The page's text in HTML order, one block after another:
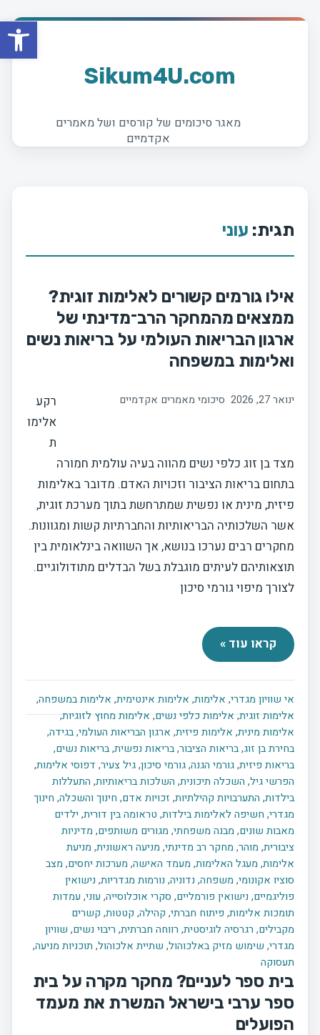
Skip
Sikum4U.com
מאגר סיכומים של קורסים ושל מאמרים
אקדמיים
תגית: עוני
אילו גורמים קשורים לאלימות זוגית?
ממצאים מהמחקר הרב־מדינתי של
ארגון הבריאות העולמי על בריאות נשים
ואלימות במשפחה
ינואר 27, 2026 סיכומי מאמרים אקדמיים
רקע
אלימו
ת
מצד בן זוג כלפי נשים מהווה בעיה עולמית חמורה
בתחום בריאות הציבור וזכויות האדם. מדובר באלימות
פיזית, מינית או נפשית שמתרחשת בתוך מערכת זוגית,
אשר השלכותיה הבריאותיות והחברתיות קשות ומגוונות.
מחקרים רבים נערכו בנושא, אך השוואה בינלאומית בין
תוצאותיהם לעיתים מוגבלת בשל הבדלים מתודולוגיים.
לצורך מיפוי גורמי סיכון
קראו עוד »
אי שוויון מגדרי, אלימות, אלימות אינטימית, אלימות במשפחה,
אלימות זוגית,אלימות כלפי נשים,אלימות מחוץ לזוגיות,
אלימות מינית, אלימות פיזית, ארגון הבריאות העולמי,בגידה,
בחירת בן זוג,בריאות הציבור,בריאות נפשית,בריאות נשים,
בריאות פיזית,גורמי הגנה,גורמי סיכון,גיל צעיר, דפוסי אלימות,
הפרשי גיל, השכלה תיכונית, השלכות בריאותיות, התעללות
בילדות, התערבויות קהילתיות, זכויות אדם, חינוך והשכלה, חינוך
מגדרי, חשיפה לאלימות בילדות, טראומה בין דורית, ילדים
מאבות שונים, מבנה משפחתי, מגורים משותפים, מדיניות
ציבורית, מוהר, מחקר רב מדינתי, מניעה ראשונית, מניעת
אלימות, מעגל האלימות, מעמד האישה, מערכות יחסים, מצב
סוציו אקונומי, משפחה, נדוניה, נורמות מגדריות, נישואין
פוליגמיים, נישואין פורמליים, סקרי אוכלוסייה, עוני, עמדות
תומכות אלימות, פיתוח חברתי, קהילה, קטטות, קשרים
מקבילים, רגרסיה לוגיסטית, רווחה חברתית, ריבוי נשים, שוויון
מגדרי, שימוש מזיק באלכוהול, שתיית אלכוהול, תוכניות מניעה,
תעסוקה
בית ספר לעניים? מחקר מקרה על בית
ספר ערבי בישראל המשרת את מעמד
הפועלים
פתח